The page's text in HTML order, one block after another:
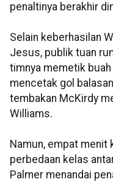
penaltinya berakhir
Selain keberhasilan
Jesus, publik tuan
timnya memetik
mencetak gol
tembakan McKirdy
Williams.
Namun, empat menit
perbedaan kelas
Palmer menandai